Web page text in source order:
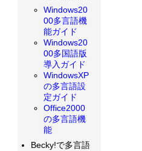
Windows20
00多言語機
能ガイド
Windows20
00多国語版
導入ガイド
WindowsXP
の多言語設
定ガイド
Office2000
の多言語機
能
Becky!で多言語